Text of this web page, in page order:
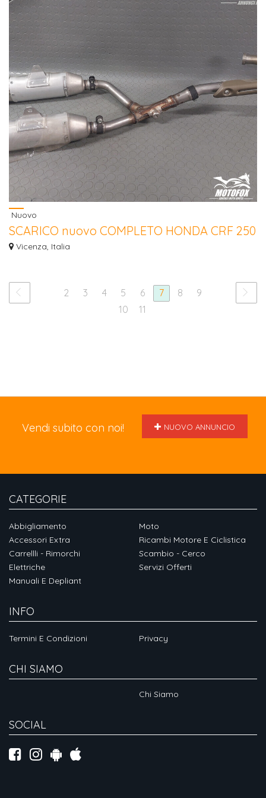
Nuovo
SCARICO nuovo COMPLETO HONDA CRF 250
2006/2009
Vicenza, Italia
2 3 4 5 6 7 8
9
10
11
Vendi subito con noi! NUOVO ANNUNCIO
CATEGORIE
Abbigliamento
Accessori Extra
Carrellli - Rimorchi
Elettriche
Manuali E Depliant
Moto
Ricambi Motore E Ciclistica
Scambio - Cerco
Servizi Offerti
INFO
Termini E Condizioni Privacy
CHI SIAMO
Chi Siamo
SOCIAL